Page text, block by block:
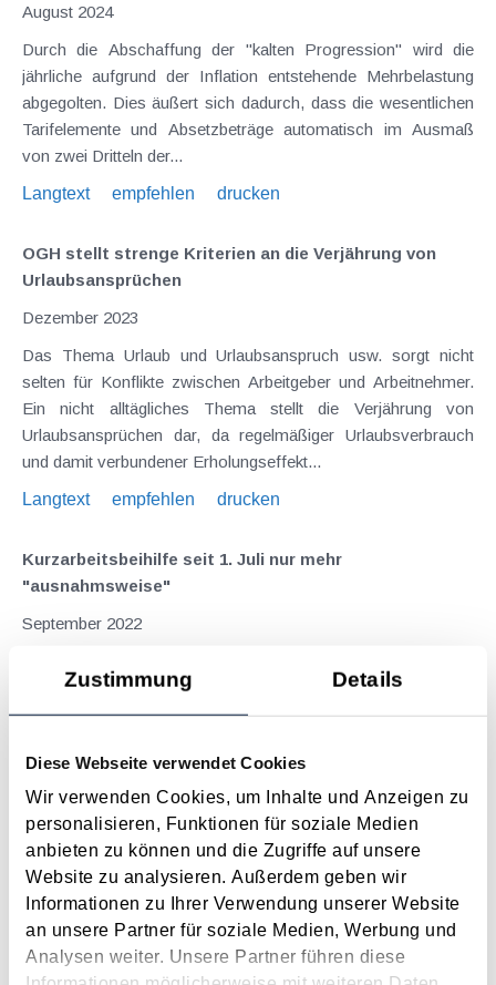
Zustimmung Details
Diese Webseite verwendet Cookies
Wir verwenden Cookies, um Inhalte und Anzeigen zu
personalisieren, Funktionen für soziale Medien
anbieten zu können und die Zugriffe auf unsere
Website zu analysieren. Außerdem geben wir
Informationen zu Ihrer Verwendung unserer Website
an unsere Partner für soziale Medien, Werbung und
Analysen weiter. Unsere Partner führen diese
August 2024
Durch die Abschaffung der "kalten Progression" wird die
jährliche aufgrund der Inflation entstehende Mehrbelastung
abgegolten. Dies äußert sich dadurch, dass die wesentlichen
Tarifelemente und Absetzbeträge automatisch im Ausmaß
von zwei Dritteln der...
Langtext
empfehlen drucken
OGH stellt strenge Kriterien an die Verjährung von
Urlaubsansprüchen
Dezember 2023
Das Thema Urlaub und Urlaubsanspruch usw. sorgt nicht
selten für Konflikte zwischen Arbeitgeber und Arbeitnehmer.
Ein nicht alltägliches Thema stellt die Verjährung von
Urlaubsansprüchen dar, da regelmäßiger Urlaubsverbrauch
und damit verbundener Erholungseffekt...
Langtext
empfehlen drucken
Kurzarbeitsbeihilfe seit 1. Juli nur mehr
"ausnahmsweise"
September 2022
Rahmen der COVID-19-Pandemie bewährt. Mit 1.7. ist es zur
Verlängerung der ursprünglich bis Ende Juni gültigen
jedoch die für die...
Langtext
empfehlen drucken
Viele Parameter sind bei der Bestimmung des
Mittelpunkts der Lebensinteressen zu beachten
September 2021
Dem Mittelpunkt der Lebensinteressen kommt für die